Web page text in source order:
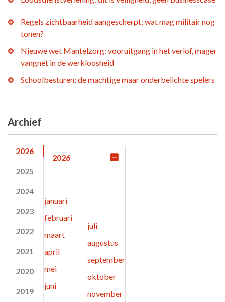
Regels zichtbaarheid aangescherpt: wat mag militair nog
tonen?
Nieuwe wet Mantelzorg: vooruitgang in het verlof, mager
vangnet in de werkloosheid
Schoolbesturen: de machtige maar onderbelichte spelers
Archief
2026
2025
2024
2023
2022
2021
2020
2019
2026
januari
februari
maart
april
mei
juni
juli
augustus
september
oktober
november